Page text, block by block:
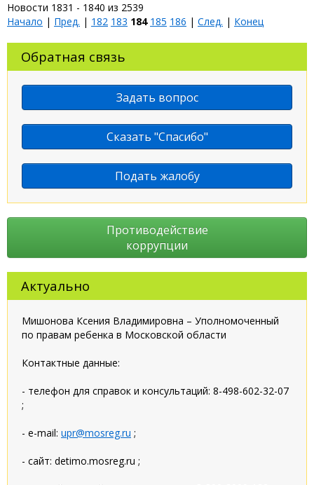
Новости 1831 - 1840 из 2539
Начало | Пред. | 182 183 184 185 186 | След. | Конец
Обратная связь
Задать вопрос
Сказать "Спасибо"
Подать жалобу
Противодействие
коррупции
Актуально
Мишонова Ксения Владимировна – Уполномоченный
по правам ребенка в Московской области
Контактные данные:
- телефон для справок и консультаций: 8-498-602-32-07
;
- e-mail: upr@mosreg.ru ;
- сайт: detimo.mosreg.ru ;